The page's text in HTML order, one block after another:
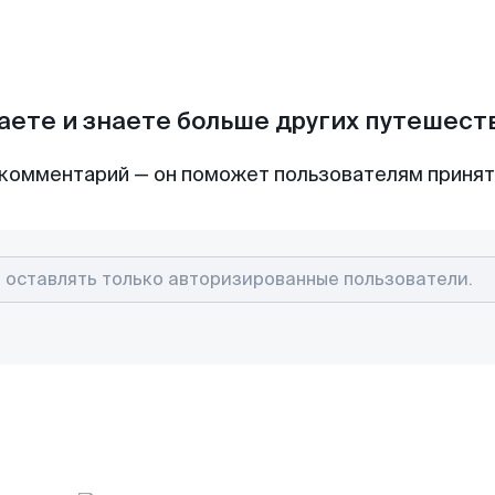
и знаете больше других
— он поможет пользователям